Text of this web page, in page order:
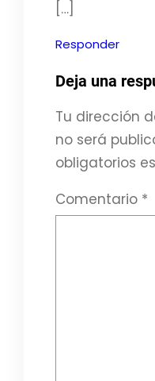
[…]
Responder
Deja una
Tu dirección
no será
obligatorios
Comentario *